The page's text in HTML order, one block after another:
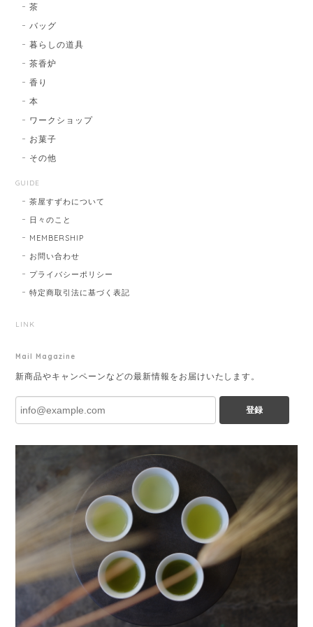
茶
バッグ
暮らしの道具
茶香炉
香り
本
ワークショップ
お菓子
その他
GUIDE
茶屋すずわについて
日々のこと
MEMBERSHIP
お問い合わせ
プライバシーポリシー
特定商取引法に基づく表記
LINK
Mail Magazine
新商品やキャンペーンなどの最新情報をお届けいたします。
登録